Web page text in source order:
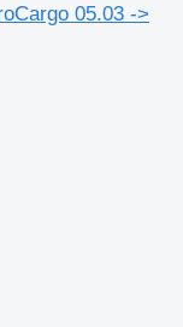
05.03 ->